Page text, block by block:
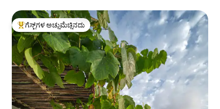
ಗೆಸ್ಟ್‌ಗಳಿಗೆ ಅತಿ ಹೆಚ್ಚು ಅಚ್ಚುಮೆಚ್ಚಿನದು
ಗೆಸ್ಟ್‌ಗಳ ಅಚ್ಚುಮೆಚ್ಚಿನದು